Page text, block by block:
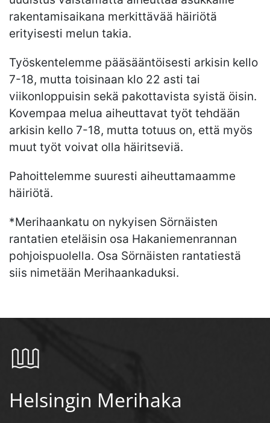
rakentamisaikana merkittävää häiriötä
erityisesti melun takia.
Työskentelemme pääsääntöisesti arkisin kello
7-18, mutta toisinaan klo 22 asti tai
viikonloppuisin sekä pakottavista syistä öisin.
Kovempaa melua aiheuttavat työt tehdään
arkisin kello 7-18, mutta totuus on, että myös
muut työt voivat olla häiritseviä.
Pahoittelemme suuresti aiheuttamaamme
häiriötä.
*Merihaankatu on nykyisen Sörnäisten
rantatien eteläisin osa Hakaniemenrannan
pohjoispuolella. Osa Sörnäisten rantatiestä
siis nimetään Merihaankaduksi.
Helsingin Merihaka